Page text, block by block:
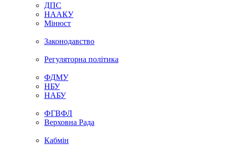
ДПС
НААКУ
Мінюст
Законодавство
Регуляторна політика
ФДМУ
НБУ
НАБУ
ФГВФЛ
Верховна Рада
Кабмін